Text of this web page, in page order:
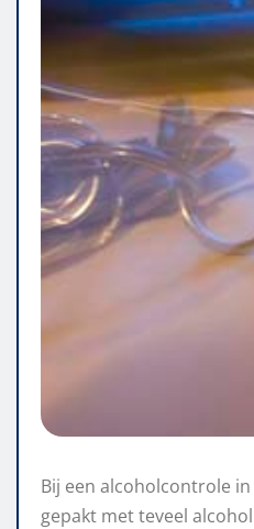
Bij een alcoholcontrole
gepakt met teveel